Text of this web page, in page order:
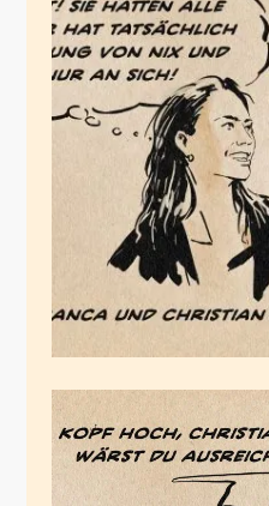
Christian